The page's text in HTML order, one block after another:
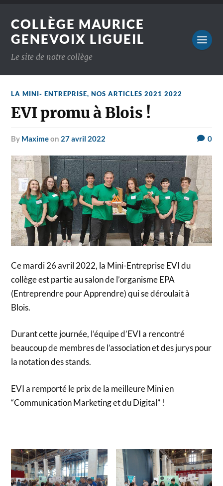
COLLÈGE MAURICE
GENEVOIX LIGUEIL
Le site de notre collège
LA MINI- ENTREPRISE,NOS ARTICLES 2021 2022
EVI promu à Blois !
by Maximeon 27 avril 2022 0
Ce mardi 26 avril 2022, la Mini-Entreprise EVI du
collège est partie au salon de l’organisme EPA
(Entreprendre pour Apprendre) qui se déroulait à
Blois.
Durant cette journée, l’équipe d’EVI a rencontré
beaucoup de membres de l’association et des jurys pour
la notation des stands.
EVI a remporté le prix de la meilleure Mini en
“Communication Marketing et du Digital” !